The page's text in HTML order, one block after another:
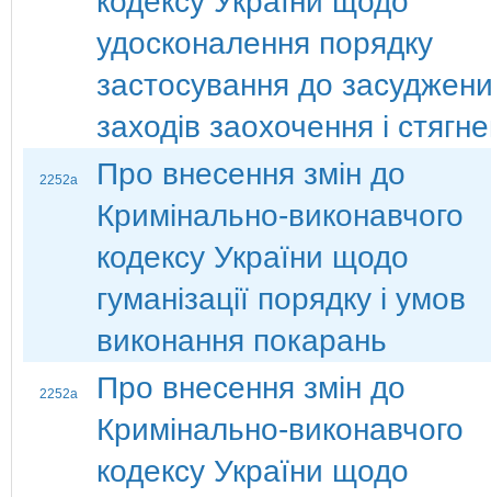
удосконалення порядку
застосування до
заходів заохочення і
2252а
Про внесення змін до
Кримінально-виконавчого
кодексу України щодо
гуманізації порядку і умов
виконання покарань
2252а
Про внесення змін до
Кримінально-виконавчого
кодексу України щодо